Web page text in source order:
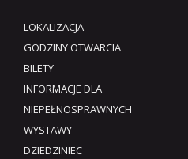
LOKALIZACJA
GODZINY OTWARCIA
BILETY
INFORMACJE DLA
NIEPEŁNOSPRAWNYCH
WYSTAWY
DZIEDZINIEC